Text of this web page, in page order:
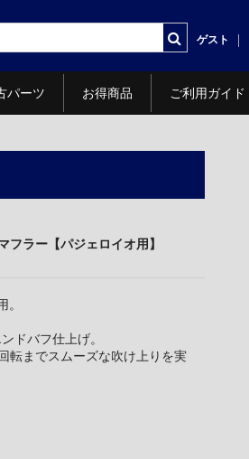
ゲスト
パーツ お得商品 ご利用ガイド
フラー【パジェロイオ用】
ドバフ仕上げ。
転までスムーズな吹け上りを実